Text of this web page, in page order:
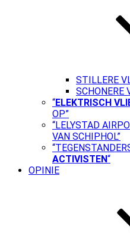
STILLERE
SCHONERE
“ELEKTRISCH
OP”
“LELYSTAD
VAN SCHIPHOL”
ACTIVISTEN“
OPINIE